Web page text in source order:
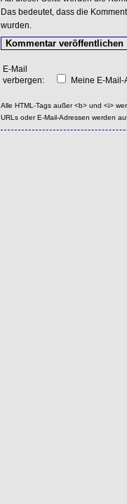
Das bedeutet, dass die
wurden.
E-Mail
verbergen:
Meine E-
Alle HTML-Tags außer <b> und <i>
URLs oder E-Mail-Adressen werden